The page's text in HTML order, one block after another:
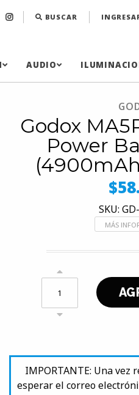
BUSCAR
AUDIO
Godox
Power
(4900mAh
SKU:
MÁS
IMPORTANTE: Una vez
esperar el correo